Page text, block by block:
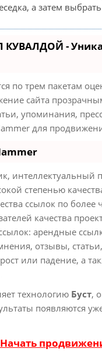
а затем
КУВАЛДОЙ -
по трем пакетам
сайта
упоминания,
для
интеллектуальный
степенью
ссылок по более
качества
арендные
отзывы,
или падение, а
технологию Буст,
появляются